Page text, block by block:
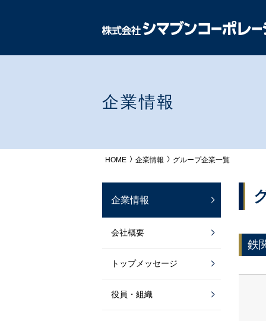
企業情報
HOME 企業情報 グループ企業一覧
鉄
企業情報
会社概要
トップメッセージ
役員・組織